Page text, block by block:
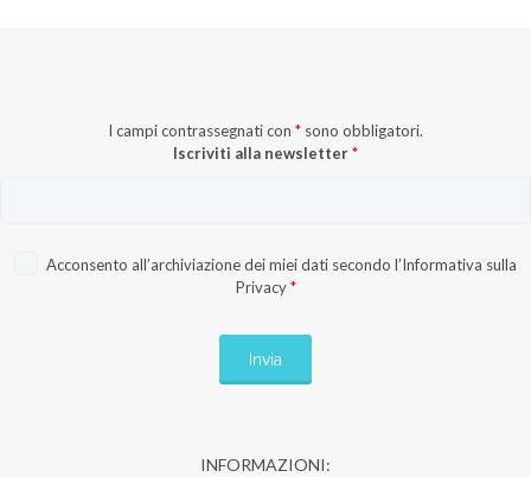
I campi contrassegnati con * sono obbligatori.
Iscriviti alla newsletter*
Acconsento all’archiviazione dei miei dati secondo l’Informativa sulla
Privacy *
INFORMAZIONI: